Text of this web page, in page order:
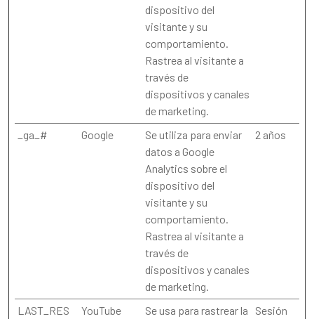
dispositivo del
visitante y su
comportamiento.
Rastrea al visitante a
través de
dispositivos y canales
de marketing.
_ga_# Google
Se utiliza para enviar
datos a Google
Analytics sobre el
dispositivo del
visitante y su
comportamiento.
Rastrea al visitante a
través de
dispositivos y canales
de marketing.
2 años
LAST_RES
YouTube
Se usa para rastrear la
Sesión